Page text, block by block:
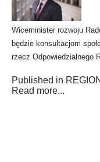
Wiceminister rozwoju
będzie konsultacjom
rzecz Odpowiedzialnego
Published in REGION
Read more...